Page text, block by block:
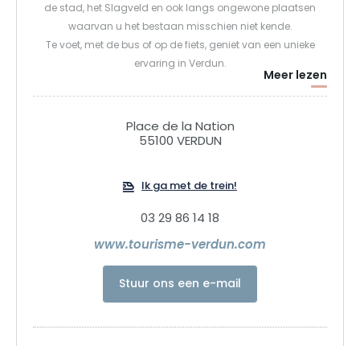
de stad, het Slagveld en ook langs ongewone plaatsen
waarvan u het bestaan misschien niet kende.
Te voet, met de bus of op de fiets, geniet van een unieke
ervaring in Verdun.
Meer lezen
Place de la Nation
55100 VERDUN
Ik ga met de trein!
03 29 86 14 18
www.tourisme-verdun.com
Stuur ons een e-mail